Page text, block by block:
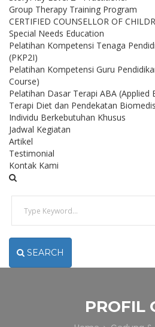
Group Therapy Training Program
CERTIFIED COUNSELLOR OF
Special Needs Education
Pelatihan Kompetensi Tenaga
(PKP2I)
Pelatihan Kompetensi Guru
Course)
Pelatihan Dasar Terapi ABA (Applied
Terapi Diet dan Pendekatan
Individu Berkebutuhan Khusus
Jadwal Kegiatan
Artikel
Testimonial
Kontak Kami
SEARCH
PROFIL